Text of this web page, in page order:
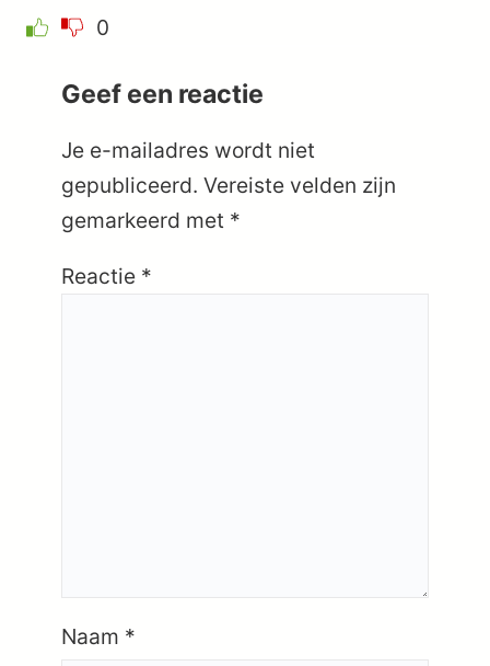
0
Geef een reactie
Je e-mailadres wordt niet
gepubliceerd. Vereiste velden zijn
gemarkeerd met *
Reactie *
Naam *